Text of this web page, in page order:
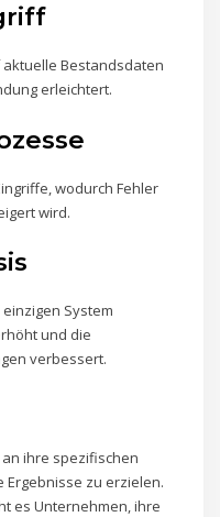
Bestandsdaten
erleichtert.
wodurch Fehler
wird.
System
und die
verbessert.
ihre spezifischen
zu erzielen.
es Unternehmen, ihre